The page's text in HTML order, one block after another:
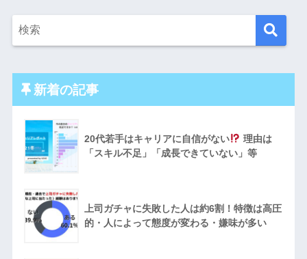
新着の記事
20代若手はキャリアに自信がない
理由は
「スキル不足」「成長できていない」等
上司ガチャに失敗した人は約6割！特徴は高圧
的・人によって態度が変わる・嫌味が多い